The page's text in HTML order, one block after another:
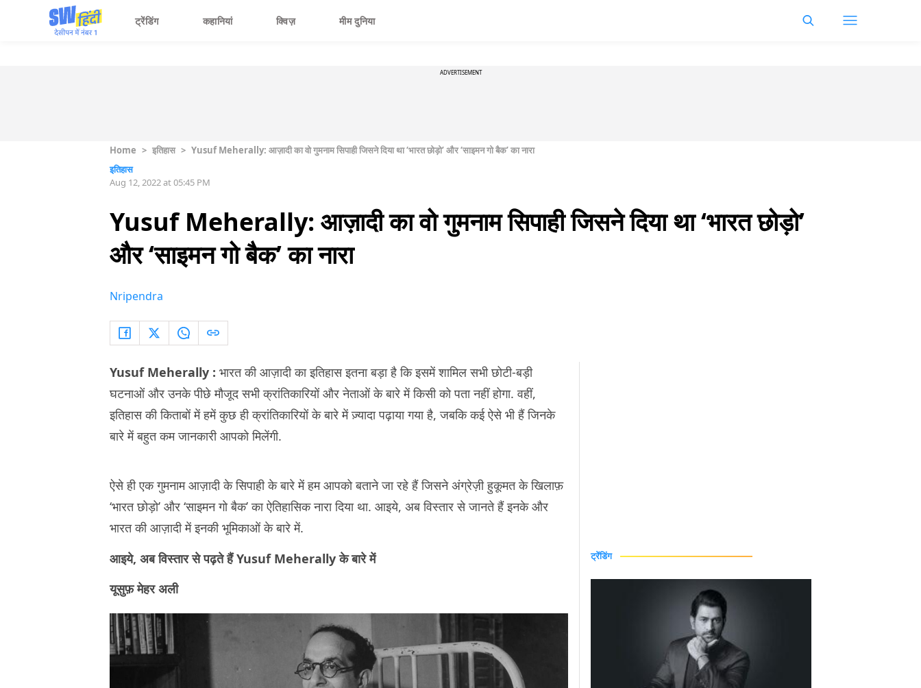
ट्रेंडिंग कहानियां क्विज़ मीम दुनिया
ADVERTISEMENT
Home > इतिहास > Yusuf Meherally: आज़ादी का वो गुमनाम सिपाही जिसने दिया था ‘भारत छोड़ो’ और ‘साइमन गो बैक’ का नारा
इतिहास
Aug 12, 2022 at 05:45 PM
Yusuf Meherally: आज़ादी का वो गुमनाम सिपाही जिसने दिया था ‘भारत छोड़ो’
और ‘साइमन गो बैक’ का नारा
Nripendra
Yusuf Meherally : भारत की आज़ादी का इतिहास इतना बड़ा है कि इसमें शामिल सभी छोटी-बड़ी
घटनाओं और उनके पीछे मौजूद सभी क्रांतिकारियों और नेताओं के बारे में किसी को पता नहीं होगा. वहीं,
इतिहास की किताबों में हमें कुछ ही क्रांतिकारियों के बारे में ज़्यादा पढ़ाया गया है, जबकि कई ऐसे भी हैं जिनके
बारे में बहुत कम जानकारी आपको मिलेंगी.
ऐसे ही एक गुमनाम आज़ादी के सिपाही के बारे में हम आपको बताने जा रहे हैं जिसने अंग्रेज़ी हुकूमत के खिलाफ़
‘भारत छोड़ो’ और ‘साइमन गो बैक’ का ऐतिहासिक नारा दिया था. आइये, अब विस्तार से जानते हैं इनके और
भारत की आज़ादी में इनकी भूमिकाओं के बारे में.
आइये, अब विस्तार से पढ़ते हैं Yusuf Meherally के बारे में
यूसुफ़ मेहर अली
ट्रेंडिंग